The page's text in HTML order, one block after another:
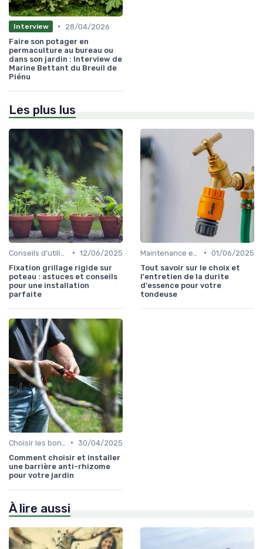
Interview •
28/04/2026
Faire son potager en
permaculture au bureau ou
dans son jardin : Interview de
Marine Bettant du Breuil de
Piénu
Les plus lus
• 12/06/2025
Fixation grillage rigide sur
poteau : astuces et conseils
pour une installation
parfaite
• 01/06/2025
Tout savoir sur le choix et
l'entretien de la durite
d'essence pour votre
tondeuse
• 30/04/2025
Comment choisir et installer
une barrière anti-rhizome
pour votre jardin
À lire aussi